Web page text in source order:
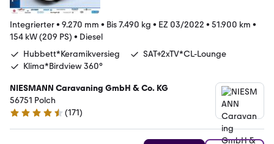
Integrierter• 9.270 mm • Bis 7.490 kg • EZ 03/2022 • 51.900 km •
154 kW (209 PS) • Diesel
Hubbett*Keramikversieg
SAT+2xTV*CL-Lounge
Klima*Birdview 360°
NIESMANN Caravaning GmbH & Co. KG
56751 Polch
4.7 Sterne
(171)